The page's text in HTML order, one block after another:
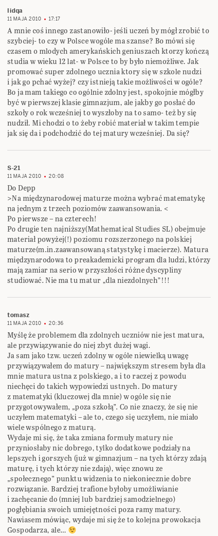
lidqa
11 MAJA 2010 17:17
A mnie coś innego zastanowiło- jeśli uczeń by mógł zrobić to
szybciej- to czy w Polsce wogóle ma szanse? Bo mówi się
czasem o mlodych amerykańskich geniuszach ktorzy kończą
studia w wieku 12 lat- w Polsce to by było niemożliwe. Jak
promować super zdolnego ucznia ktory się w szkole nudzi
i jak go pchać wyżej? czy istnieją takie możliwości w ogóle?
Bo ja mam takiego co ogólnie zdolny jest, spokojnie mógłby
być w pierwszej klasie gimnazjum, ale jakby go posłać do
szkoły o rok wcześniej to wyszłoby na to samo- też by się
nudził. Mi chodzi o to żeby robić materiał w takim tempie
jak się da i podchodzić do tej matury wcześniej. Da się?
S-21
11 MAJA 2010 20:08
Do Depp
>Na międzynarodowej maturze można wybrać matematykę
na jednym z trzech poziomów zaawansowania. <
Po pierwsze – na czterech!
Po drugie ten najniższy(Mathematical Studies SL) obejmuje
materiał powyżej(!) poziomu rozszerzonego na polskiej
maturze(m.in.zaawansowaną statystykę i macierze). Matura
międzynarodowa to preakademicki program dla ludzi, którzy
mają zamiar na serio w przyszłości różne dyscypliny
studiować. Nie ma tu matur „dla niezdolnych”!!!
tomasz
11 MAJA 2010 20:36
Myślę że problemem dla zdolnych uczniów nie jest matura,
ale przywiązywanie do niej zbyt dużej wagi.
Ja sam jako tzw. uczeń zdolny w ogóle niewielką uwagę
przywiązywałem do matury – największym stresem była dla
mnie matura ustna z polskiego, a i to raczej z powodu
niechęci do takich wypowiedzi ustnych. Do matury
z matematyki (kluczowej dla mnie) w ogóle się nie
przygotowywałem, „poza szkołą”. Co nie znaczy, że się nie
uczyłem matematyki – ale to, czego się uczyłem, nie miało
wiele wspólnego z maturą.
Wydaje mi się, że taka zmiana formuły matury nie
przyniosłaby nic dobrego, tylko dodatkowe podziały na
lepszych i gorszych (już w gimnazjum – na tych którzy zdają
maturę, i tych którzy nie zdają), więc znowu ze
„społecznego” punktu widzenia to niekoniecznie dobre
rozwiązanie. Bardziej trafione byłoby umożliwianie
i zachęcanie do (mniej lub bardziej samodzielnego)
pogłębiania swoich umiejętności poza ramy matury.
Nawiasem mówiąc, wydaje mi się że to kolejna prowokacja
Gospodarza, ale…